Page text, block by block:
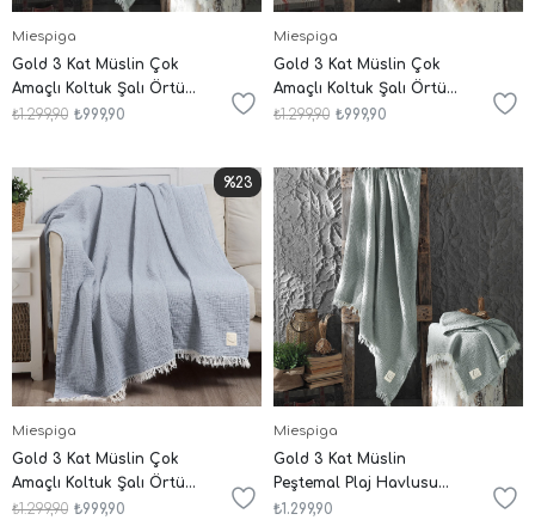
Miespiga
Gold 3 Kat Müslin Çok
Amaçlı Koltuk Şalı Örtü
Throw 125x190
₺999,90
₺1.299,90
Miespiga
Gold 3 Kat Müslin Çok
Amaçlı Koltuk Şalı Örtü
Throw 125x190
₺999,90
₺1.299,90
Miespiga
Gold 3 Kat Müslin Çok
Amaçlı Koltuk Şalı Örtü
Throw 125x190
₺999,90
₺1.299,90
%23
Miespiga
Gold 3 Kat Müslin
Peştemal Plaj Havlusu
125x190
₺1.299,90